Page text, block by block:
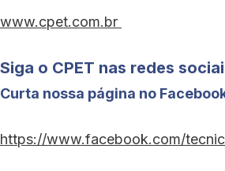
www.cpet.com.br
Siga o CPET nas redes
Curta nossa página no
https://www.facebook.com/